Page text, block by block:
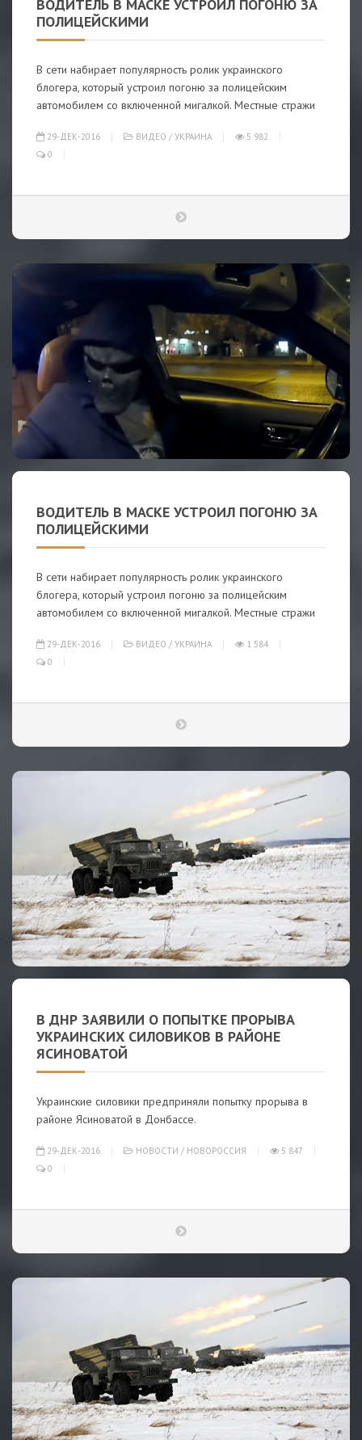
ВОДИТЕЛЬ В МАСКЕ УСТРОИЛ ПОГОНЮ ЗА
ПОЛИЦЕЙСКИМИ
В сети набирает популярность ролик украинского
блогера, который устроил погоню за полицейским
автомобилем со включенной мигалкой. Местные стражи
29-ДЕК-2016 ВИДЕО / УКРАИНА
5 982
0
ВОДИТЕЛЬ В МАСКЕ УСТРОИЛ ПОГОНЮ ЗА
ПОЛИЦЕЙСКИМИ
В сети набирает популярность ролик украинского
блогера, который устроил погоню за полицейским
автомобилем со включенной мигалкой. Местные стражи
29-ДЕК-2016 ВИДЕО / УКРАИНА
1 584
0
В ДНР ЗАЯВИЛИ О ПОПЫТКЕ ПРОРЫВА
УКРАИНСКИХ СИЛОВИКОВ В РАЙОНЕ
ЯСИНОВАТОЙ
Украинские силовики предприняли попытку прорыва в
районе Ясиноватой в Донбассе.
29-ДЕК-2016 НОВОСТИ / НОВОРОССИЯ
5 847
0